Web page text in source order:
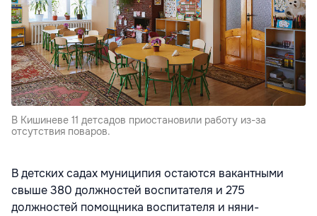
В Кишиневе 11 детсадов приостановили работу из-за
отсутствия поваров.
В детских садах муниципия остаются вакантными
свыше 380 должностей воспитателя и 275
должностей помощника воспитателя и няни-